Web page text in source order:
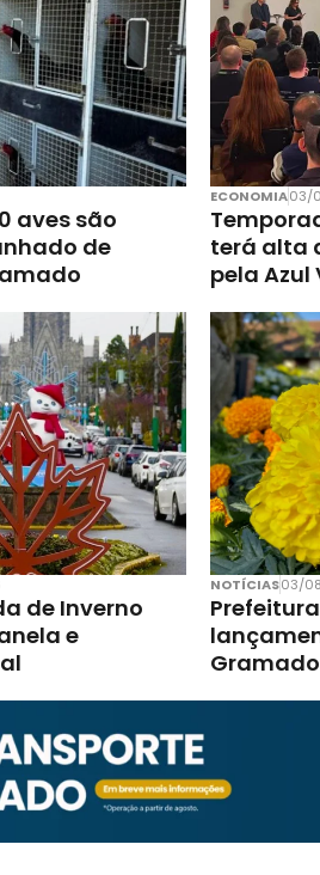
aves são
de
ECONOMIA03/
terá alta
pela Azul
de Inverno
e
NOTÍCIAS03/